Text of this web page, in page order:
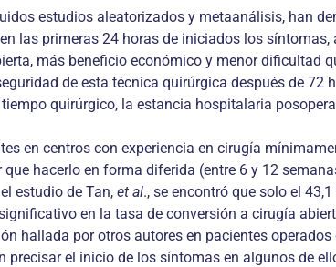
estudios alea­torizados y metaanálisis, han
las primeras 24 horas de inicia­dos los
más beneficio económico y menor dificultad
de esta técnica quirúrgica después de
quirúrgico, la estancia hospitalaria
en centros con ex­periencia en cirugía
hacerlo en forma diferida (entre 6 y 12
estudio de Tan, et al., se encontró que solo el
en la tasa de conver­sión a cirugía
hallada por otros autores en pacientes
precisar el inicio de los síntomas en algunos de